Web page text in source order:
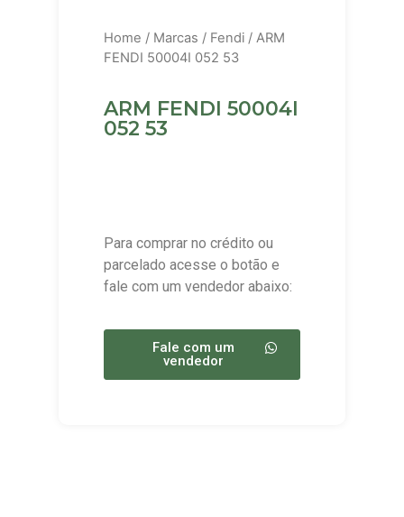
Home / Marcas / Fendi / ARM
FENDI 50004I 052 53
ARM FENDI 50004I
052 53
Para comprar no crédito ou
parcelado acesse o botão e
fale com um vendedor abaixo:
Fale com um
vendedor